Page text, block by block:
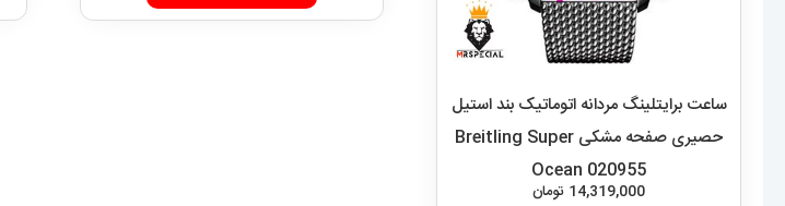
ساعت برایتلینگ مردانه اتوماتیک بند استیل
حصیری صفحه مشکی Breitling Super
Ocean 020955
14,319,000 تومان